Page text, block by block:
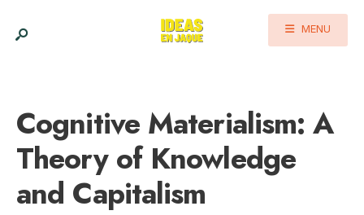
MENU
Cognitive Materialism: A
Theory of Knowledge
and Capitalism